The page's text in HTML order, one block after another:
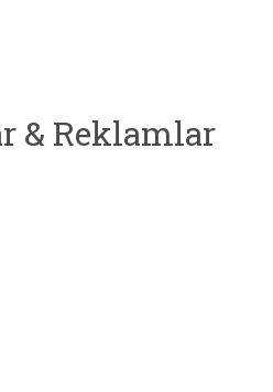
& Reklamlar